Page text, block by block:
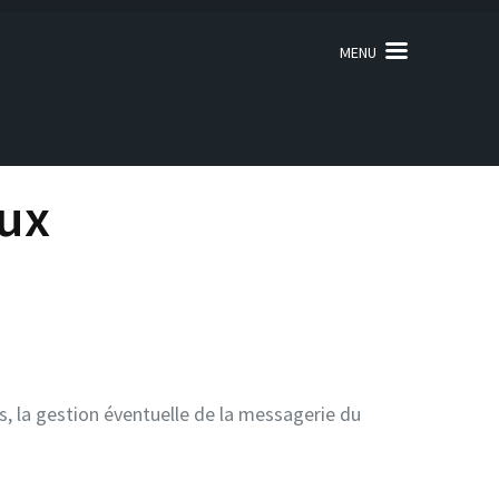
MENU
la gestion éventuelle de la messagerie du